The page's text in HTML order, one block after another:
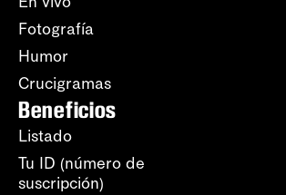
Fotografía
Humor
Crucigramas
Beneficios
Listado
Tu ID (número de
suscripción)